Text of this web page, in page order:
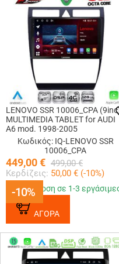
-10%
LENOVO SSR 10006_CPA
MULTIMEDIA TABLET for AUDI
A6 mod. 1998-2005
Κωδικός: IQ-LENOVO SSR
10006_CPA
449,00€ 499,00 €
Κερδίζεις: 50,00 € (-10%)
-10%
Παράδοση σε 1-3
ΑΓΟΡΑ